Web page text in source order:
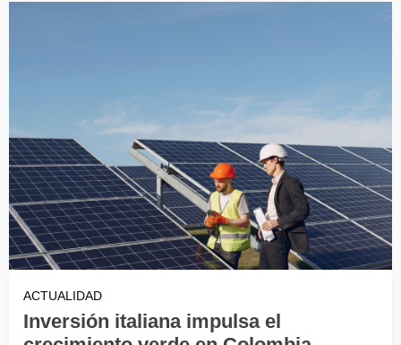
ACTUALIDAD
Inversión italiana impulsa el